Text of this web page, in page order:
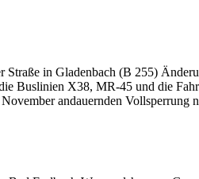
in Gladenbach (B 255)
Buslinien X38, MR-45 und die
andauernden Vollsperrung